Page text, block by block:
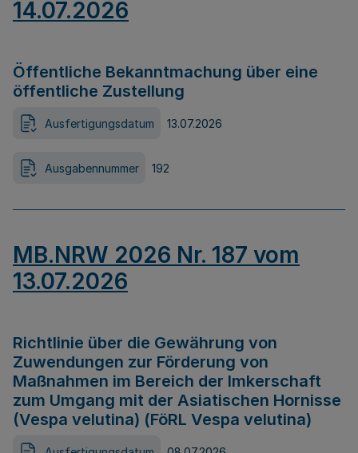
14.07.2026
Öffentliche Bekanntmachung über eine
öffentliche Zustellung
Ausfertigungsdatum 13.07.2026
Ausgabennummer 192
MB.NRW 2026 Nr. 187 vom
13.07.2026
Richtlinie über die Gewährung von
Zuwendungen zur Förderung von
Maßnahmen im Bereich der Imkerschaft
zum Umgang mit der Asiatischen Hornisse
(Vespa velutina) (FöRL Vespa velutina)